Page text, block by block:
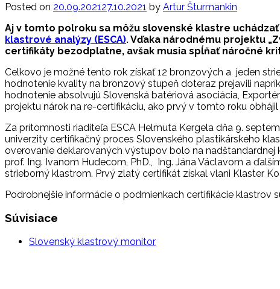
Posted on 20.09.2021 27.10.2021 by Artur Šturmankin
Aj v tomto polroku sa môžu slovenské klastre uchádzať
klastrové analýzy (ESCA). Vďaka národnému projektu
certifikáty bezodplatne, avšak musia spĺňať náročné
Celkovo je možné tento rok získať 12 bronzových a jeden
hodnotenie kvality na bronzový stupeň doteraz prejavili
hodnotenie absolvujú Slovenská batériová asociácia,
projektu nárok na re-certifikáciu, ako prvý v tomto roku
Za prítomnosti riaditeľa ESCA Helmuta Kergela dňa 9.
univerzity certifikačný proces Slovenského plastikárskeho
overovanie deklarovaných výstupov bolo na nadštandardnej
prof. Ing. Ivanom Hudecom, PhD., Ing. Jána Václavom a
strieborný klastrom. Prvý zlatý certifikát získal vlani Klaster
Podrobnejšie informácie o podmienkach certifikácie klastrov
Súvisiace
Slovenský klastrový monitor